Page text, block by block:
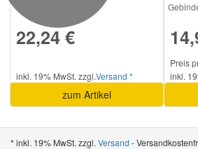
22,24 €
inkl. 19% MwSt. zzgl.Versand *
zum Artikel
Preis
inkl.
* inkl. 19% MwSt. zzgl. Versand -
Vauxhall Ersatzteile
Volvo Ersatzteile